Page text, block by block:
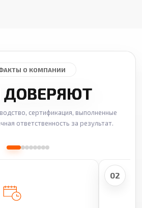
О КОМПАНИИ
ДОВЕРЯЮТ
сертификация, выполненные
ответственность за результат.
02